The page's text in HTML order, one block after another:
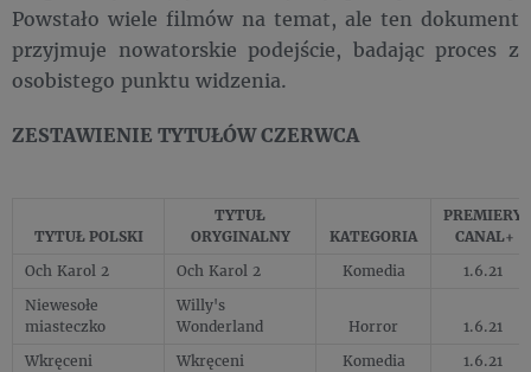
Powstało wiele filmów na temat, ale ten dokument
przyjmuje nowatorskie podejście, badając proces z
osobistego punktu widzenia.
ZESTAWIENIE TYTUŁÓW CZERWCA
TYTUŁ POLSKI
TYTUŁ
ORYGINALNY
KATEGORIA
PREMIERY
CANAL+
Och Karol 2
Och Karol 2 Komedia
1.6.21
Niewesołe
miasteczko
Willy's
Wonderland
Horror
1.6.21
Wkręceni
Wkręceni Komedia
1.6.21